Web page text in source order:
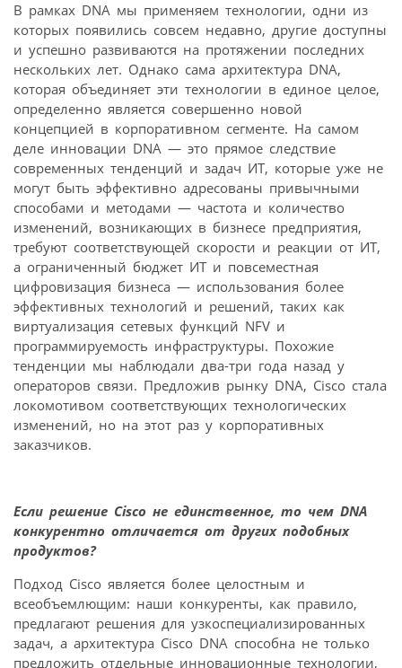
В рамках DNA мы применяем технологии, одни из
которых появились совсем недавно, другие доступны
и успешно развиваются на протяжении последних
нескольких лет. Однако сама архитектура DNA,
которая объединяет эти технологии в единое целое,
определенно является совершенно новой
концепцией в корпоративном сегменте. На самом
деле инновации DNA — это прямое следствие
современных тенденций и задач ИТ, которые уже не
могут быть эффективно адресованы привычными
способами и методами — частота и количество
изменений, возникающих в бизнесе предприятия,
требуют соответствующей скорости и реакции от ИТ,
а ограниченный бюджет ИТ и повсеместная
цифровизация бизнеса — использования более
эффективных технологий и решений, таких как
виртуализация сетевых функций NFV и
программируемость инфраструктуры. Похожие
тенденции мы наблюдали два-три года назад у
операторов связи. Предложив рынку DNA, Cisco стала
локомотивом соответствующих технологических
изменений, но на этот раз у корпоративных
заказчиков.
Если решение Cisco не единственное, то чем DNA
конкурентно отличается от других подобных
продуктов?
Подход Cisco является более целостным и
всеобъемлющим: наши конкуренты, как правило,
предлагают решения для узкоспециализированных
задач, а архитектура Cisco DNA способна не только
предложить отдельные инновационные технологии,